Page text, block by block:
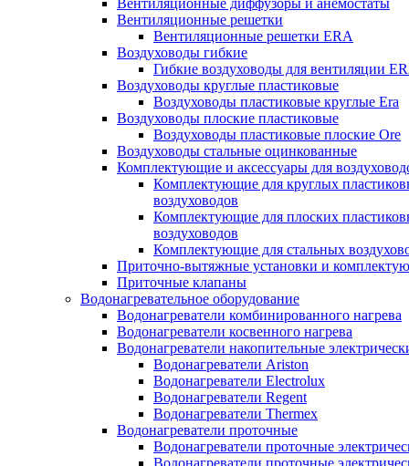
Вентиляционные диффузоры и анемостаты
Вентиляционные решетки
Вентиляционные решетки ERA
Воздуховоды гибкие
Гибкие воздуховоды для вентиляции
Воздуховоды круглые пластиковые
Воздуховоды пластиковые круглые Era
Воздуховоды плоские пластиковые
Воздуховоды пластиковые плоские Ore
Воздуховоды стальные оцинкованные
Комплектующие и аксессуары для
Комплектующие для круглых
воздуховодов
Комплектующие для плоских
воздуховодов
Комплектующие для стальных
Приточно-вытяжные установки и
Приточные клапаны
Водонагревательное оборудование
Водонагреватели комбинированного нагрева
Водонагреватели косвенного нагрева
Водонагреватели накопительные
Водонагреватели Ariston
Водонагреватели Electrolux
Водонагреватели Regent
Водонагреватели Thermex
Водонагреватели проточные
Водонагреватели проточные